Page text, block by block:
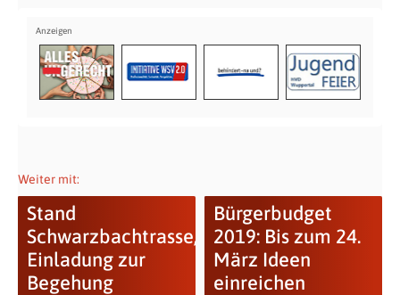
Weiter mit:
Stand
Schwarzbachtrasse,
Einladung zur
Begehung
Bürgerbudget
2019: Bis zum 24.
März Ideen
einreichen